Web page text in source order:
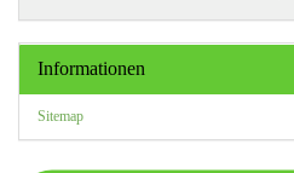
Informationen
Sitemap